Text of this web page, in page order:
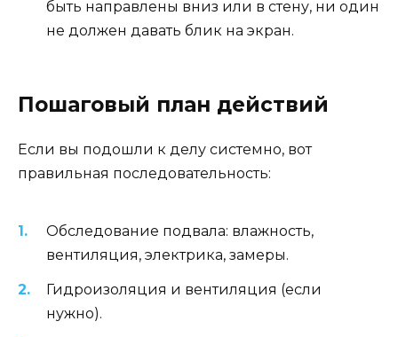
быть направлены вниз или в стену, ни один
не должен давать блик на экран.
Пошаговый план действий
Если вы подошли к делу системно, вот
правильная последовательность:
Обследование подвала: влажность,
вентиляция, электрика, замеры.
Гидроизоляция и вентиляция (если
нужно).